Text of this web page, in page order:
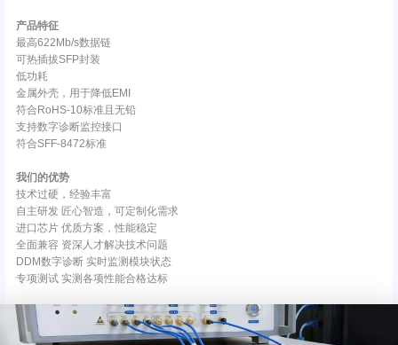
产品特征
最高622Mb/s数据链
可热插拔SFP封装
低功耗
金属外壳，用于降低EMI
符合RoHS-10标准且无铅
支持数字诊断监控接口
符合SFF-8472标准
我们的优势
技术过硬，经验丰富
自主研发 匠心智造，可定制化需求
进口芯片 优质方案，性能稳定
全面兼容 资深人才解决技术问题
DDM数字诊断 实时监测模块状态
专项测试 实测各项性能合格达标